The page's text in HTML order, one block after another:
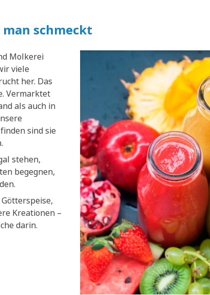
schmeckt
Molkerei
viele
her. Das
Vermarktet
als auch in
sind sie
stehen,
begegnen,
Kreationen –
darin.